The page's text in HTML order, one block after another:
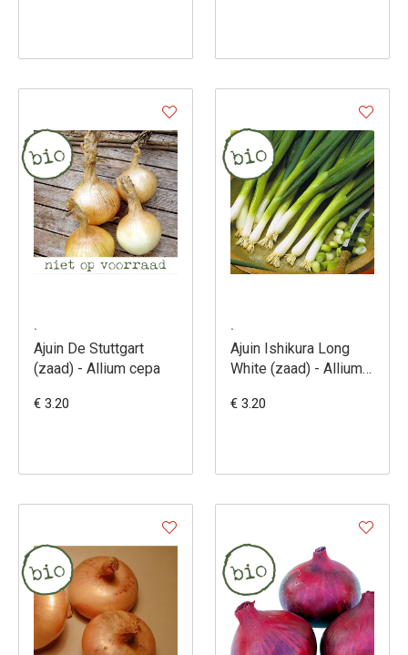
.
Ajuin De Stuttgart
(zaad) - Allium cepa
€ 3.20
.
Ajuin Ishikura Long
White (zaad) - Allium
€ 3.20